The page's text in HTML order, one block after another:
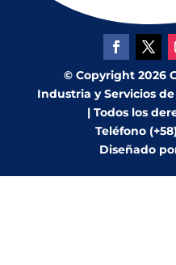
© Copyright 2026
Industria y Servicios de
| Todos los
Teléfono
Diseñado